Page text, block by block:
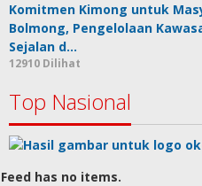
Komitmen Kimong untuk
Bolmong, Pengelolaan
Sejalan d…
12910 Dilihat
Top Nasional
Feed has no items.